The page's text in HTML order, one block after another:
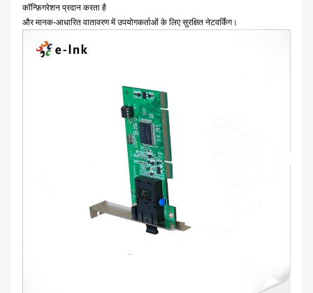
कॉन्फ़िगरेशन प्रदान करता है
और मानक-आधारित वातावरण में उपयोगकर्ताओं के लिए सुरक्षित नेटवर्किंग।